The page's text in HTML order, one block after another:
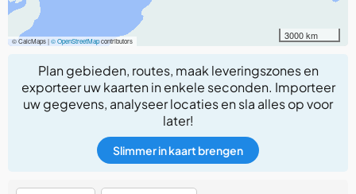
© CalcMaps |© OpenStreetMapcontributors 3000 km
Plan gebieden, routes, maak leveringszones en
exporteer uw kaarten in enkele seconden. Importeer
uw gegevens, analyseer locaties en sla alles op voor
later!
Slimmer in kaart brengen